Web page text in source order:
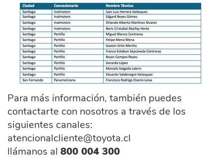
Para más información, también puedes
contactarte con nosotros a través de los
siguientes canales:
atencionalcliente@toyota.cl
llámanos al 800 004 300